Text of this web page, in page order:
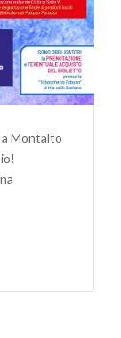
Montalto